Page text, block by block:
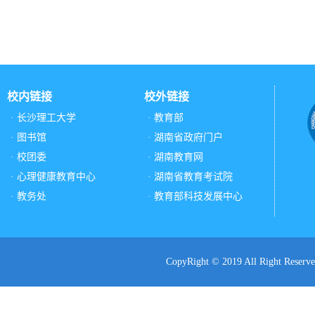
校内链接
· 长沙理工大学
· 图书馆
· 校团委
· 心理健康教育中心
· 教务处
校外链接
· 教育部
· 湖南省政府门户
· 湖南教育网
· 湖南省教育考试院
· 教育部科技发展中心
CopyRight © 2019 All Right